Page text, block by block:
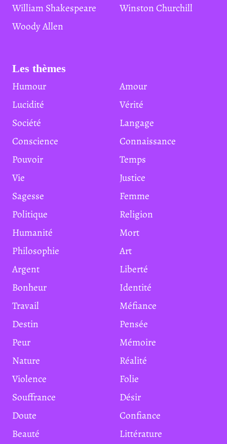
William Shakespeare
Winston Churchill
Woody Allen
Les thèmes
Humour
Amour
Lucidité
Vérité
Société
Langage
Conscience
Connaissance
Pouvoir
Temps
Vie
Justice
Sagesse
Femme
Politique
Religion
Humanité
Mort
Philosophie
Art
Argent
Liberté
Bonheur
Identité
Travail
Méfiance
Destin
Pensée
Peur
Mémoire
Nature
Réalité
Violence
Folie
Souffrance
Désir
Doute
Confiance
Beauté
Littérature